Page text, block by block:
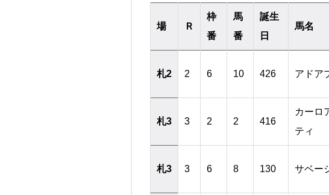
場 Ｒ
枠
番
馬
番
誕生
日
馬名
札2 2 6 10 426 アドア
札3 3 2 2 416
カーロ
ティ
札3 3 6 8 130 サベー